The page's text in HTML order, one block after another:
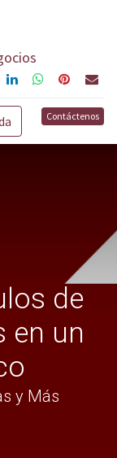
Contáctenos
de
en un
y Más